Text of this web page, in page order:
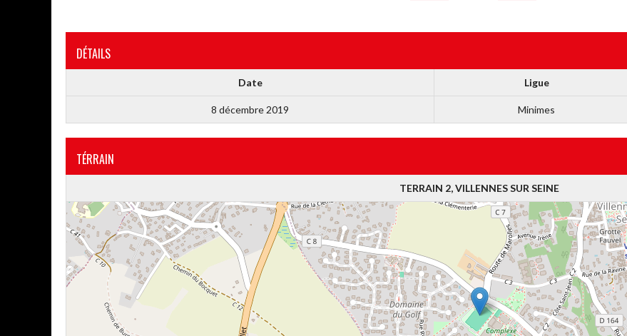
DÉTAILS
Date Ligue
8 décembre 2019 Minimes
TÉRRAIN
TERRAIN 2, VILLENNES SUR SEINE